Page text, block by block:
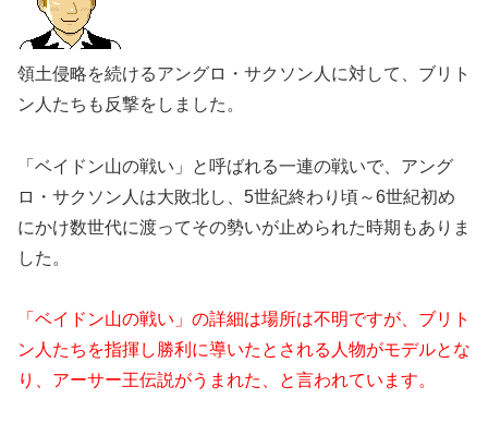
領土侵略を続けるアングロ・サクソン人に対して、ブリト
ン人たちも反撃をしました。
「ベイドン山の戦い」と呼ばれる一連の戦いで、アング
ロ・サクソン人は大敗北し、5世紀終わり頃～6世紀初め
にかけ数世代に渡ってその勢いが止められた時期もありま
した。
「ベイドン山の戦い」の詳細は場所は不明ですが、ブリト
ン人たちを指揮し勝利に導いたとされる人物がモデルとな
り、アーサー王伝説がうまれた、と言われています。